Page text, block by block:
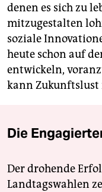
denen es sich zu
mitzugestalten
soziale
heute schon auf
entwickeln,
kann Zukunftslust
Die
Der drohende
Landtagswahlen